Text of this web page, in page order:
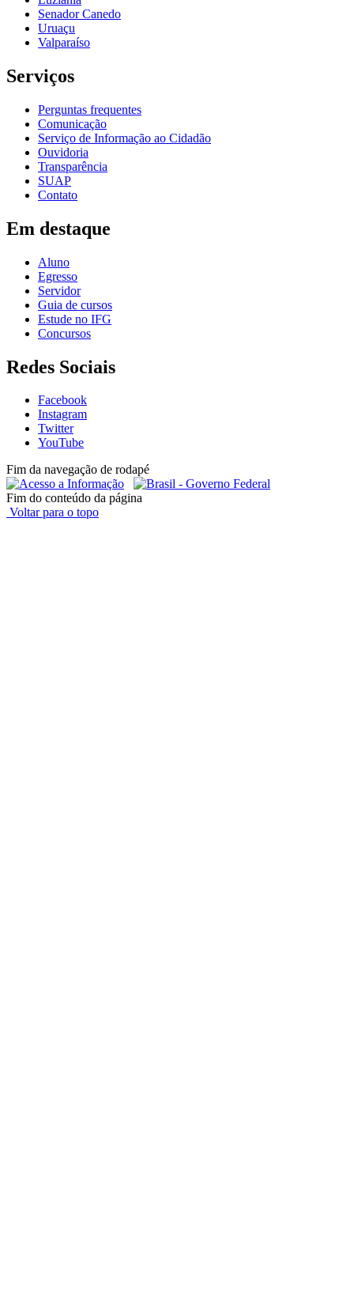
Senador Canedo
Uruaçu
Valparaíso
Serviços
Perguntas frequentes
Comunicação
Serviço de Informação ao Cidadão
Ouvidoria
Transparência
SUAP
Contato
Em destaque
Aluno
Egresso
Servidor
Guia de cursos
Estude no IFG
Concursos
Redes Sociais
Facebook
Instagram
Twitter
YouTube
Fim da navegação de rodapé
Fim do conteúdo da página
Voltar para o topo